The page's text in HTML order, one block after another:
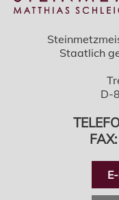
Staatlich
D-